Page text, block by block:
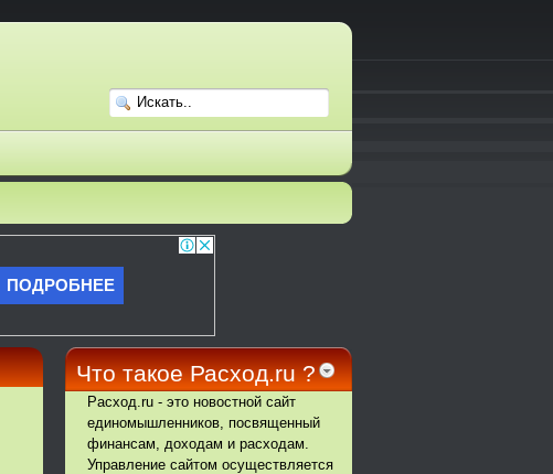
Что такое Расход.ru ?
Расход.ru - это новостной сайт
единомышленников, посвященный
финансам, доходам и расходам.
Управление сайтом осуществляется